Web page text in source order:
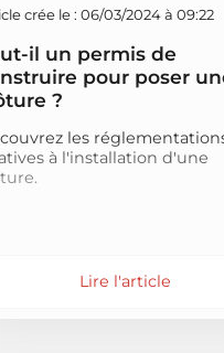
crée le : 06/03/2024 à 09:22
il un permis de
pour poser
?
les
à l'installation d'une
Lire l'article